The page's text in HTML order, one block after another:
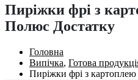
Пиріжки фрі з
Полюс Достатку
Головна
Випічка, Готова
Пиріжки фрі з